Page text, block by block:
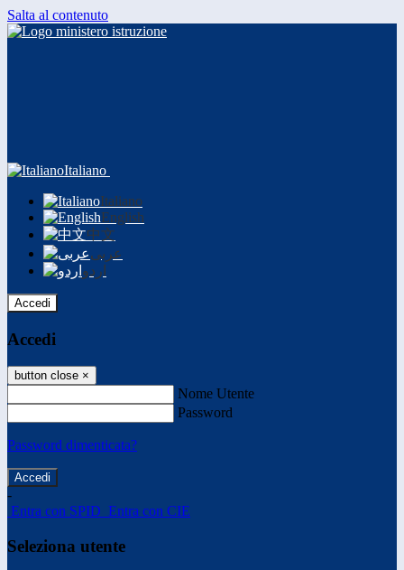
Salta al contenuto
Italiano
Italiano
English
中文
عربى
اردو
Accedi
Accedi
button close ×
Nome Utente
Password
Password dimenticata?
-
Entra con SPID Entra con CIE
Seleziona utente